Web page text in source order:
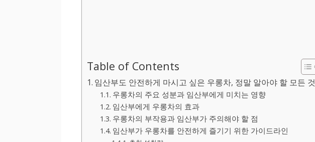
Table of Contents
임산부도 안전하게 마시고 싶은 우롱차, 정말 알아야 할 모든 것
우롱차의 주요 성분과 임산부에게 미치는 영향
임산부에게 우롱차의 효과
우롱차의 부작용과 임산부가 주의해야 할 점
임산부가 우롱차를 안전하게 즐기기 위한 가이드라인